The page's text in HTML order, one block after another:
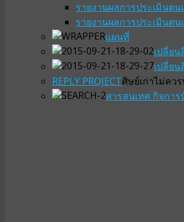
รายงานผลการประเมินตน
รายงานผลการประเมินตน
แผนที่
เปลี่ยน
เปลี่ย
REPLY PROJECTศิษย์เก่าไม่คว
สารสนเทศ กิจการ